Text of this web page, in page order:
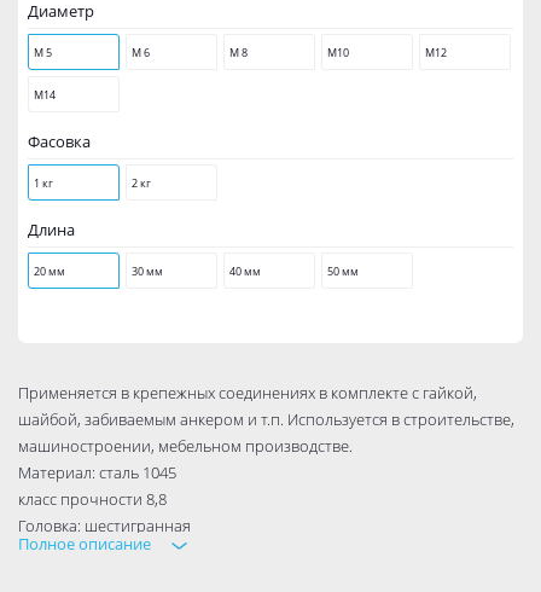
Диаметр
М 5 М 6 М 8 М10 М12
М14
Фасовка
1 кг 2 кг
Длина
20 мм 30 мм 40 мм 50 мм
Применяется в крепежных соединениях в комплекте с гайкой,
шайбой, забиваемым анкером и т.п. Используется в строительстве,
машиностроении, мебельном производстве.
Материал: сталь 1045
класс прочности 8,8
Головка: шестигранная
Резьба: полная, метрическая, среднего
Полное описание